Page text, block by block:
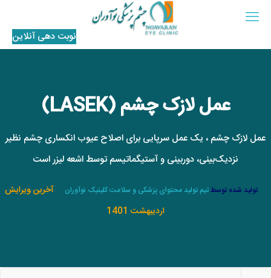
نوبت‌ دهی آنلاین
عمل لازک چشم (LASEK)
عمل لازک چشم ، یک عمل سرپایی برای اصلاح عیوب انکساری چشم نظیر
نزدیک‌بینی، دوربینی و آستیگماتیسم توسط اشعه لیزر است
تولید شده توسطتیم تولید محتوای پزشکی و سلامت کلینیک نوآوران
آخرین ویرایش
اردیبهشت 1401